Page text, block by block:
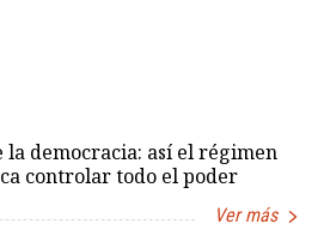
la democracia: así el régimen
controlar todo el poder
Ver más